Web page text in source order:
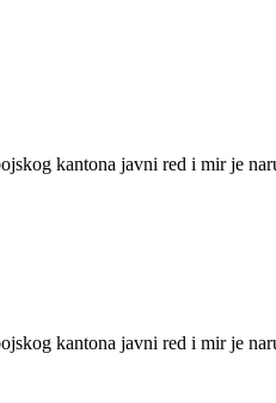
kantona javni red i mir je
kantona javni red i mir je